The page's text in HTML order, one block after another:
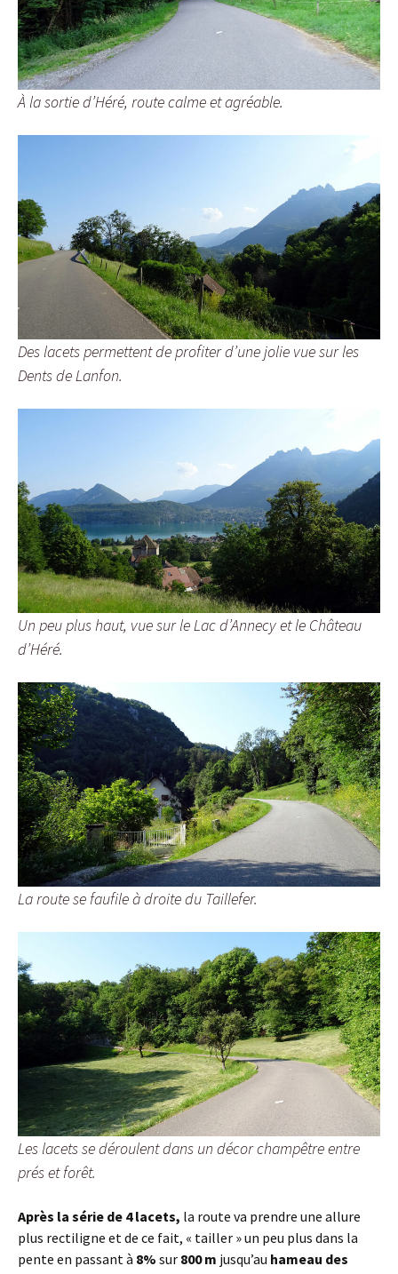
À la sortie d’Héré, route calme et agréable.
Des lacets permettent de profiter d’une jolie vue sur les
Dents de Lanfon.
Un peu plus haut, vue sur le Lac d’Annecy et le Château
d’Héré.
La route se faufile à droite du Taillefer.
Les lacets se déroulent dans un décor champêtre entre
prés et forêt.
Après la série de 4 lacets, la route va prendre une allure
plus rectiligne et de ce fait, « tailler » un peu plus dans la
pente en passant à 8% sur 800 m jusqu’au hameau des